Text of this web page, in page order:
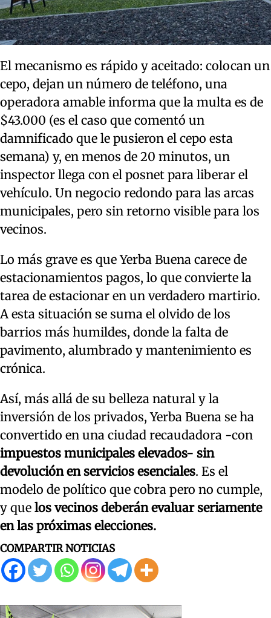
El mecanismo es rápido y aceitado: colocan un
cepo, dejan un número de teléfono, una
operadora amable informa que la multa es de
$43.000 (es el caso que comentó un
damnificado que le pusieron el cepo esta
semana) y, en menos de 20 minutos, un
inspector llega con el posnet para liberar el
vehículo. Un negocio redondo para las arcas
municipales, pero sin retorno visible para los
vecinos.
Lo más grave es que Yerba Buena carece de
estacionamientos pagos, lo que convierte la
tarea de estacionar en un verdadero martirio.
A esta situación se suma el olvido de los
barrios más humildes, donde la falta de
pavimento, alumbrado y mantenimiento es
crónica.
Así, más allá de su belleza natural y la
inversión de los privados, Yerba Buena se ha
convertido en una ciudad recaudadora -con
impuestos municipales elevados- sin
devolución en servicios esenciales. Es el
modelo de político que cobra pero no cumple,
y que los vecinos deberán evaluar seriamente
en las próximas elecciones.
COMPARTIR NOTICIAS